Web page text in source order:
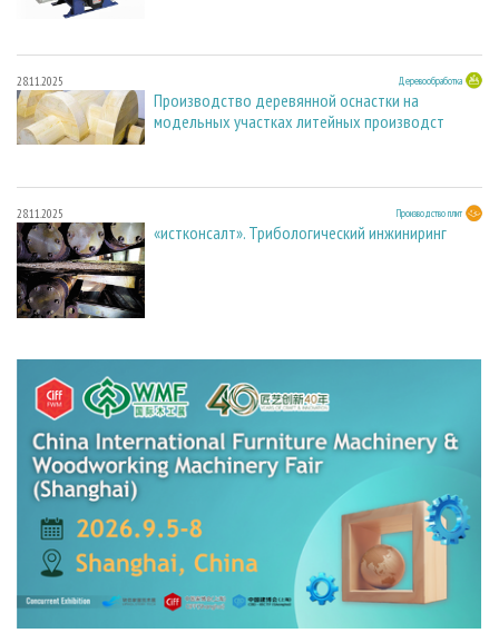
28.11.2025 Деревообработка
Производство деревянной оснастки на
модельных участках литейных производст
28.11.2025 Производство плит
«истконсалт». Трибологический инжиниринг